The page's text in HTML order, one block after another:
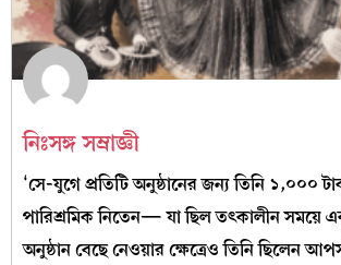
নিঃসঙ্গ সম্রাজ্ঞী
‘সে-যুগে প্রতিটি অনুষ্ঠানের জন্য তিনি ১,০০০
পারিশ্রমিক নিতেন— যা ছিল তৎকালীন সময়ে
অনুষ্ঠান বেছে নেওয়ার ক্ষেত্রেও তিনি ছিলেন